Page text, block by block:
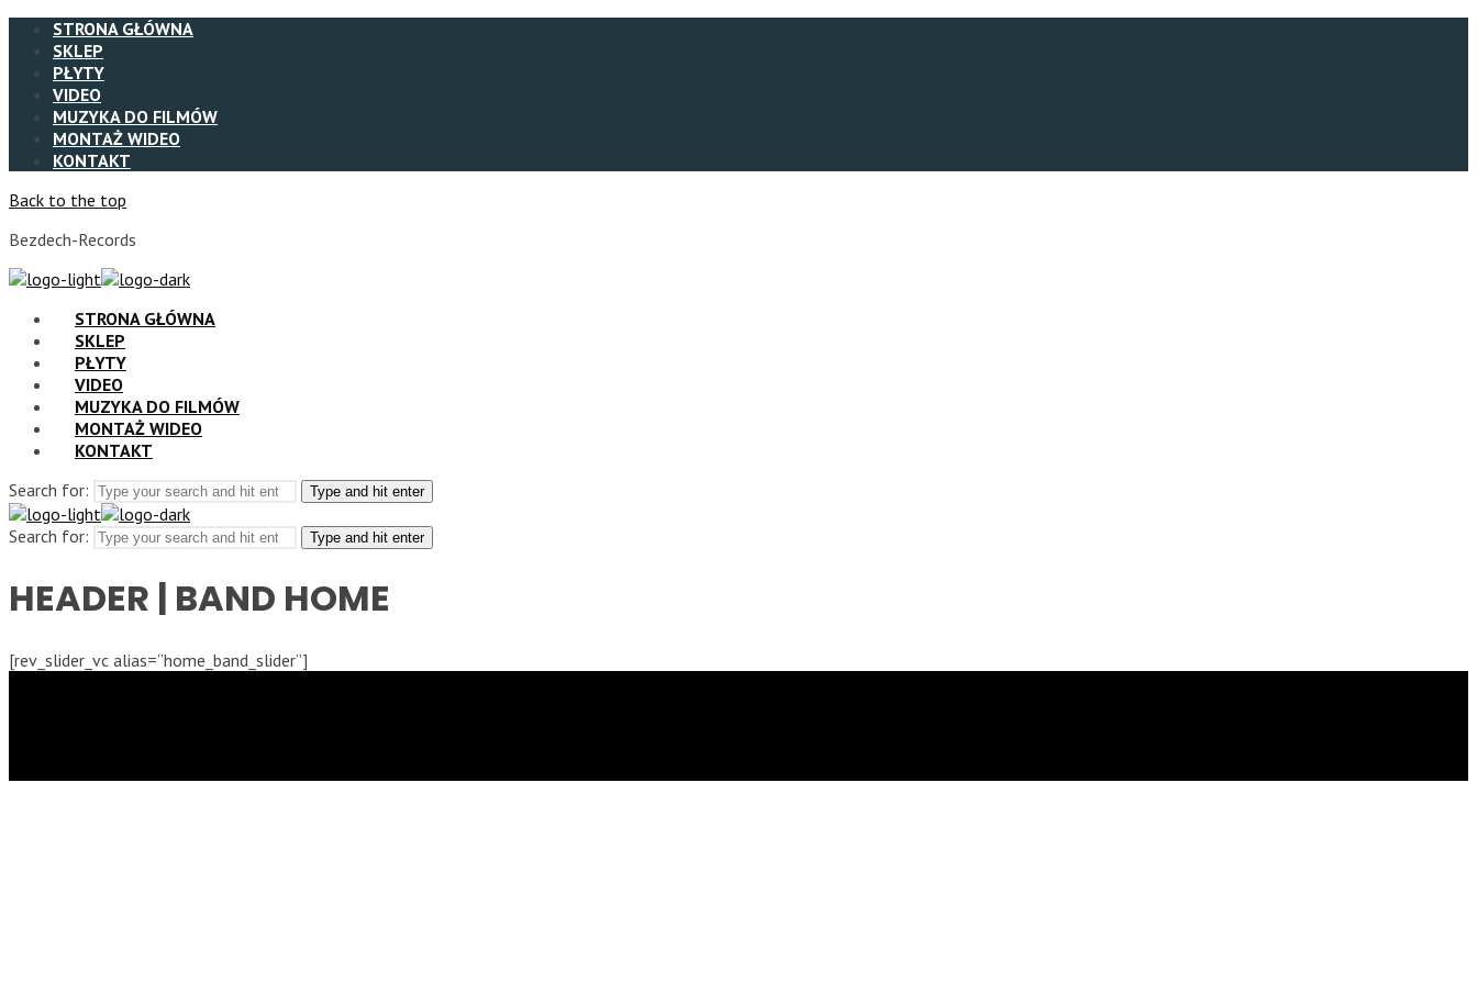
STRONA GŁÓWNA
SKLEP
PŁYTY
VIDEO
MUZYKA DO FILMÓW
MONTAŻ WIDEO
KONTAKT
Back to the top
Bezdech-Records
STRONA GŁÓWNA
SKLEP
PŁYTY
VIDEO
MUZYKA DO FILMÓW
MONTAŻ WIDEO
KONTAKT
Search for:
Type and hit enter
Search for: Type and hit enter
HEADER | BAND HOME
[rev_slider_vc alias=”home_band_slider”]